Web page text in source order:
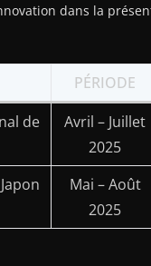
dans la
PÉRIODE
de
Avril – Juillet
2025
Mai – Août
2025